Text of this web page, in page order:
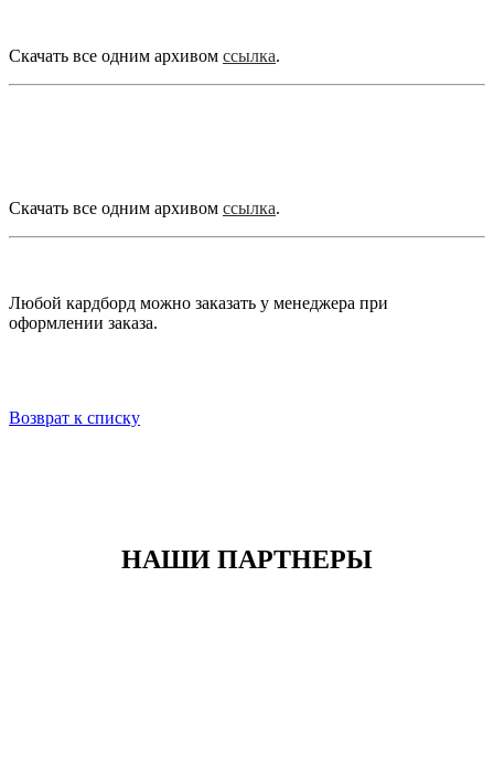
Скачать все одним архивом ссылка.
Скачать все одним архивом ссылка.
Любой кардборд можно заказать у менеджера при
оформлении заказа.
Возврат к списку
НАШИ ПАРТНЕРЫ